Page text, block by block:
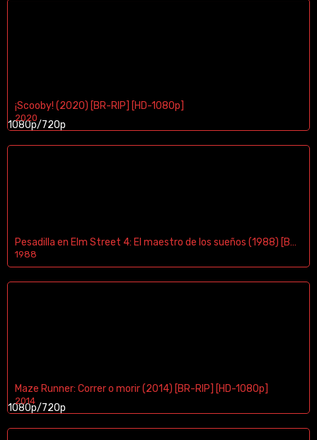
¡Scooby! (2020) [BR-RIP] [HD-1080p]
2020
1080p/720p
Pesadilla en Elm Street 4: El maestro de los sueños (1988) [BR-RIP] [HD-1080p]
1988
Maze Runner: Correr o morir (2014) [BR-RIP] [HD-1080p]
2014
1080p/720p